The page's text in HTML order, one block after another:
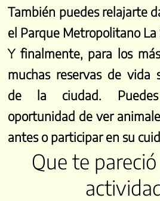
También puedes relajarte
el Parque Metropolitano La
Y finalmente, para los
muchas reservas de vida
de la ciudad.
oportunidad de ver
antes o participar en su
Que te